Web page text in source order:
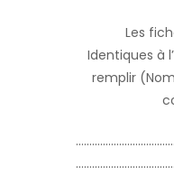
Les
Identiques à
remplir